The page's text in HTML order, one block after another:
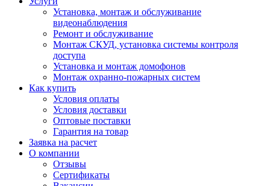
Установка, монтаж и обслуживание
видеонаблюдения
Ремонт и обслуживание
Монтаж СКУД, установка системы контроля
доступа
Установка и монтаж домофонов
Монтаж охранно-пожарных систем
Как купить
Условия оплаты
Условия доставки
Оптовые поставки
Гарантия на товар
Заявка на расчет
О компании
Отзывы
Сертификаты